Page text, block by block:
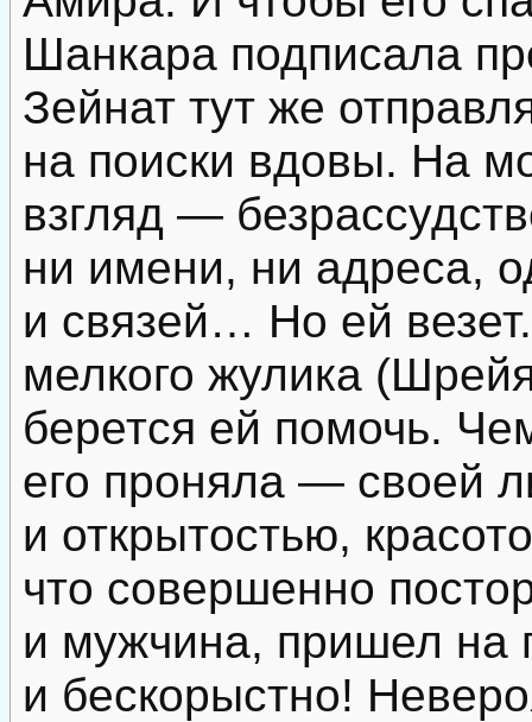
Шанкара подписала
Зейнат тут же
на поиски вдовы. На
взгляд —
ни имени, ни адреса,
и связей… Но ей
мелкого жулика
берется ей помочь.
его проняла — своей
и открытостью,
что совершенно
и мужчина, пришел
и бескорыстно!